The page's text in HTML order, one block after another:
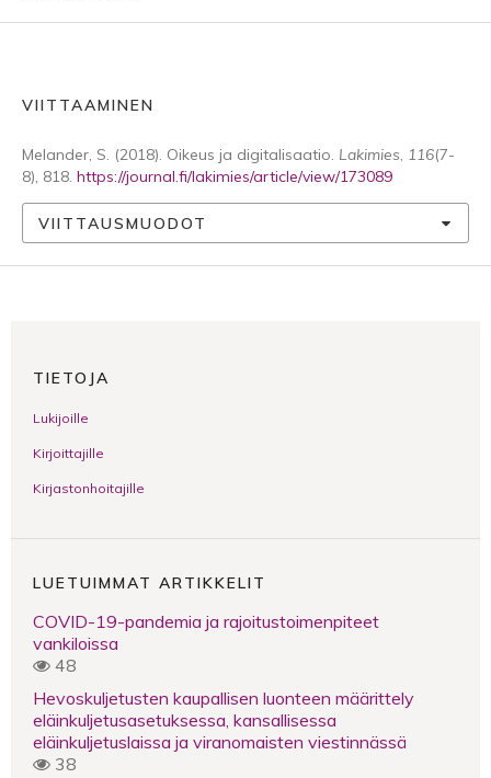
VIITTAAMINEN
Melander, S. (2018). Oikeus ja digitalisaatio. Lakimies, 116(7-
8), 818. https://journal.fi/lakimies/article/view/173089
VIITTAUSMUODOT
TIETOJA
Lukijoille
Kirjoittajille
Kirjastonhoitajille
LUETUIMMAT ARTIKKELIT
COVID-19-pandemia ja rajoitustoimenpiteet
vankiloissa
48
Hevoskuljetusten kaupallisen luonteen määrittely
eläinkuljetusasetuksessa, kansallisessa
eläinkuljetuslaissa ja viranomaisten viestinnässä
38